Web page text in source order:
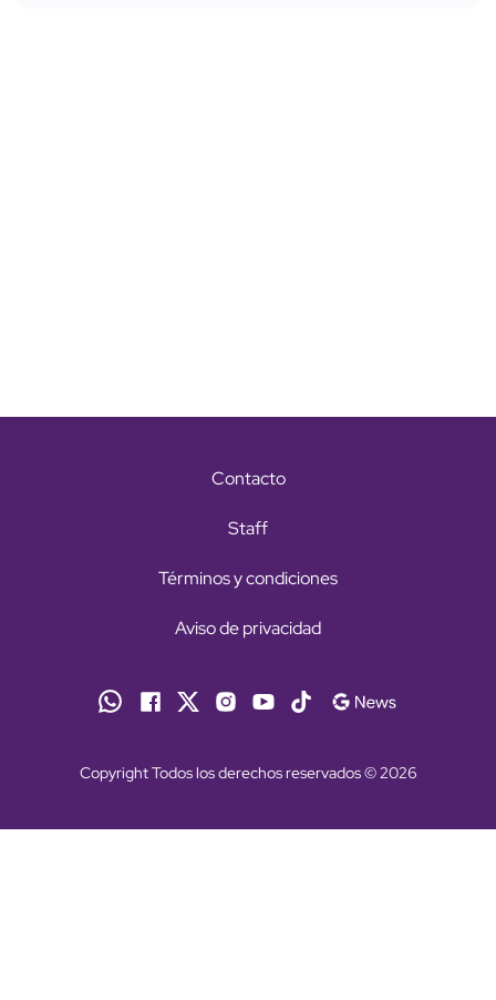
Contacto
Staff
Términos y condiciones
Aviso de privacidad
Copyright Todos los derechos reservados © 2026